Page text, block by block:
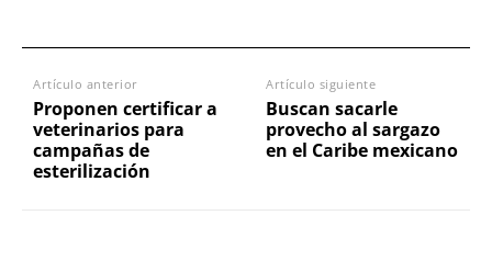
Artículo anterior
Proponen certificar a
veterinarios para
campañas de
esterilización
Artículo siguiente
Buscan sacarle
provecho al sargazo
en el Caribe mexicano